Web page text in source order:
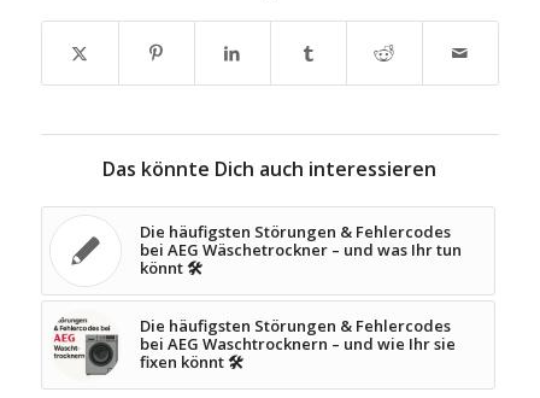
Das könnte Dich auch interessieren
Die häufigsten Störungen & Fehlercodes
bei AEG Wäschetrockner – und was Ihr tun
könnt 🛠️
Die häufigsten Störungen & Fehlercodes
bei AEG Waschtrocknern – und wie Ihr sie
fixen könnt 🛠️